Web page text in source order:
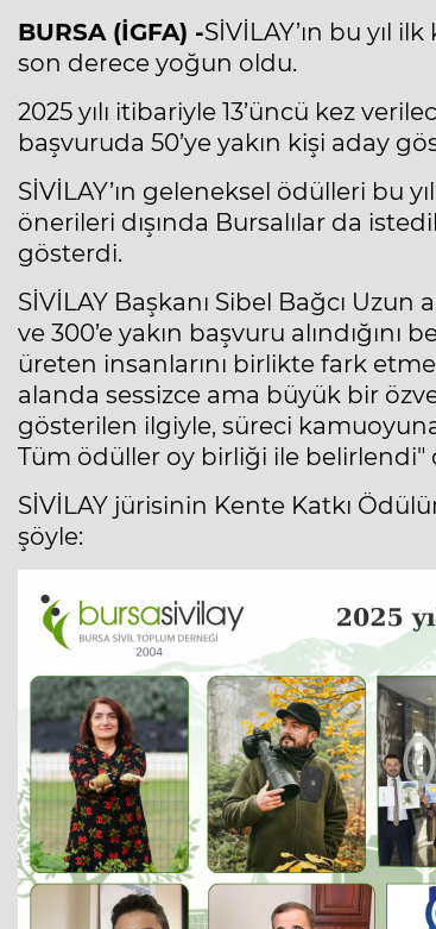
BURSA (İGFA) -SİVİLAY’ın bu yıl
son derece yoğun oldu.
2025 yılı itibariyle 13’üncü kez
başvuruda 50’ye yakın kişi aday
SİVİLAY’ın geleneksel ödülleri bu
önerileri dışında Bursalılar da
gösterdi.
SİVİLAY Başkanı Sibel Bağcı
ve 300’e yakın başvuru
üreten insanlarını birlikte fark
alanda sessizce ama büyük bir
gösterilen ilgiyle, süreci
Tüm ödüller oy birliği ile belirlendi"
SİVİLAY jürisinin Kente Katkı
şöyle: